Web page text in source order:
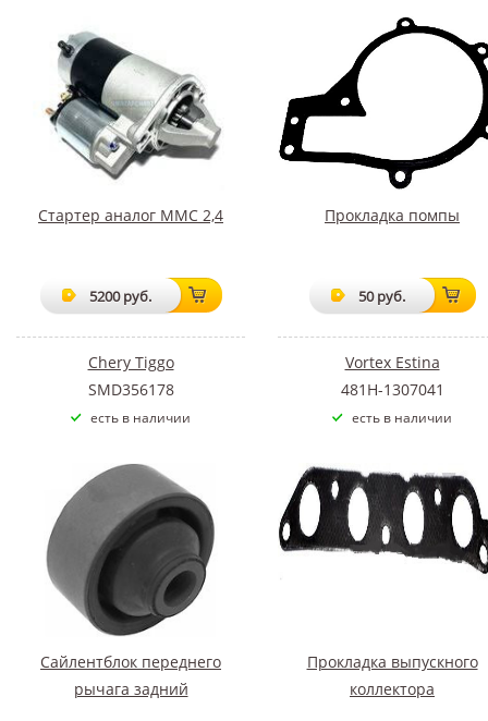
Стартер аналог ММС 2,4
5200 руб.
Chery Tiggo
SMD356178
есть в наличии
Прокладка помпы
50 руб.
Vortex Estina
481H-1307041
есть в наличии
Сайлентблок переднего
рычага задний
Прокладка выпускного
коллектора